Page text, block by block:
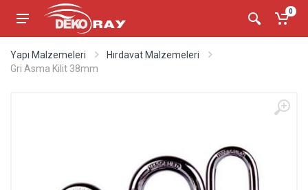
0
Yapı Malzemeleri
Hırdavat Malzemeleri
Gri Asma Kilit 38mm